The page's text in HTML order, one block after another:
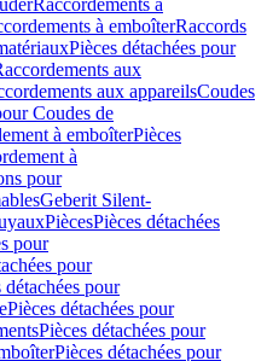
Raccordements à
à emboîterRaccords
Pièces détachées pour
aux
aux appareilsCoudes
Coudes de
à emboîterPièces
à
pour
Geberit Silent-
PiècesPièces détachées
pour
pour
détachées pour
Pièces détachées pour
Pièces détachées pour
Pièces détachées pour